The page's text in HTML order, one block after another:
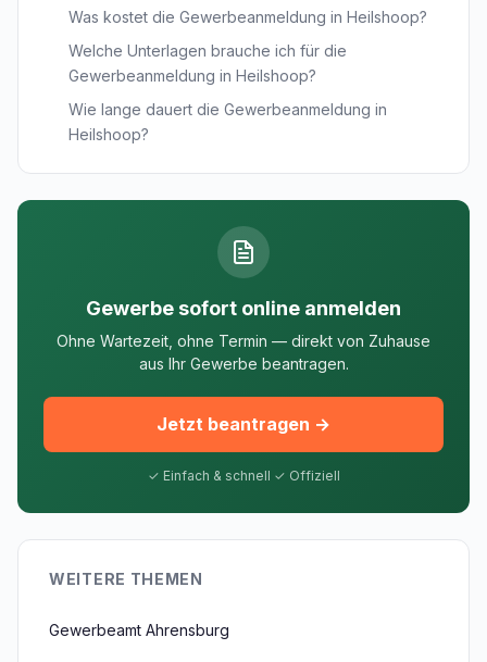
Was kostet die Gewerbeanmeldung in Heilshoop?
Welche Unterlagen brauche ich für die
Gewerbeanmeldung in Heilshoop?
Wie lange dauert die Gewerbeanmeldung in
Heilshoop?
Gewerbe sofort online anmelden
Ohne Wartezeit, ohne Termin — direkt von Zuhause
aus Ihr Gewerbe beantragen.
Jetzt beantragen →
✓ Einfach & schnell ✓ Offiziell
WEITERE THEMEN
Gewerbeamt Ahrensburg